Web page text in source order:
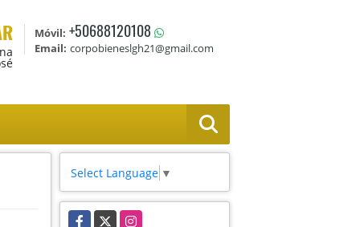
Móvil: +50688120108
Email: corpobieneslgh21@gmail.com
Select Language ▼
Facebook
X Instagram